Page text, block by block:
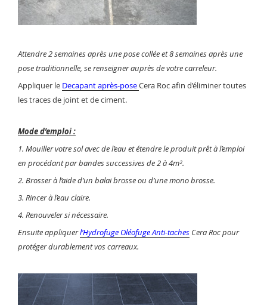
Attendre 2 semaines après une pose collée et 8 semaines après une
pose traditionnelle, se renseigner auprès de votre carreleur.
Appliquer le Decapant après-poseCera Roc afin d’éliminer toutes
les traces de joint et de ciment.
Mode d’emploi :
1. Mouiller votre sol avec de l’eau et étendre le produit prêt à l’emploi
en procédant par bandes successives de 2 à 4m².
2. Brosser à l’aide d’un balai brosse ou d’une mono brosse.
3. Rincer à l’eau claire.
4. Renouveler si nécessaire.
Ensuite appliquerl’Hydrofuge Oléofuge Anti-taches Cera Roc pour
protéger durablement vos carreaux.